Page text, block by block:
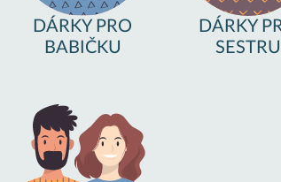
DÁRKY PRO
BABIČKU
DÁRKY
SESTRU